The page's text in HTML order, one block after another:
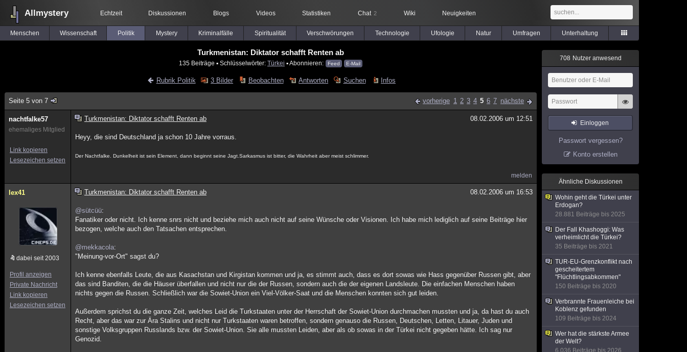
Allmystery Echtzeit Diskussionen Blogs Videos Statistiken Chat 2 Wiki Neuigkeiten
Menschen Wissenschaft Politik Mystery Kriminalfälle Spiritualität Verschwörungen Technologie Ufologie Natur Umfragen Unterhaltung
Turkmenistan: Diktator schafft Renten ab
135 Beiträge ▪ Schlüsselwörter: Türkei ▪ Abonnieren: Feed E-Mail
Rubrik Politik 3 Bilder Beobachten Antworten Suchen Infos
Seite 5 von 7 vorherige 1 2 3 4 5 6 7 nächste
nachtfalke57
ehemaliges Mitglied
Link kopieren
Lesezeichen setzen
Turkmenistan: Diktator schafft Renten ab 08.02.2006 um 12:51
Heyy, die sind Deutschland ja schon 10 Jahre vorraus.
Der Nachtfalke. Dunkelheit ist sein Element, dann beginnt seine Jagt.Sarkasmus ist bitter, die Wahrheit aber meist schlimmer.
melden
lex41
dabei seit 2003
Profil anzeigen
Private Nachricht
Link kopieren
Lesezeichen setzen
Turkmenistan: Diktator schafft Renten ab 08.02.2006 um 16:53
@sütcüü:
Fanatiker oder nicht. Ich kenne snrs nicht und beziehe mich auch nicht auf seine Wünsche oder Visionen. Ich habe mich lediglich auf seine Beiträge hier
bezogen, welche auch den Tatsachen entsprechen.
@mekkacola:
"Meinung-vor-Ort" sagst du?
Ich kenne ebenfalls Leute, die aus Kasachstan und Kirgistan kommen und ja, es stimmt auch, dass es dort sowas wie Hass gegenüber Russen gibt, aber
das sind Banditen, die die Häuser überfallen und nicht nur die der Russen, sondern auch die der eigenen Landsleute. Die einfachen Menschen haben
nichts gegen die Russen. Schließlich war die Sowiet-Union ein Viel-Völker-Saat und die Menschen konnten sich gut leiden.
Außerdem sprichst du die ganze Zeit, welches Leid die Turkstaaten unter der Herrschaft der Sowiet-Union durchmachen mussten und ja, da hast du auch
Recht, aber das war zur Ära Stalins und nicht nur Turkstaaten waren betroffen, sondern genauso die Russen, Deutschen, Letten, Litauer, Juden und
sonstige Volksgruppen Russlands bzw. der Sowiet-Union. Sie alle mussten Leiden, aber als ob sowas in der Türkei nicht gegeben hätte. Ich sag nur
Genozid.
708 Nutzer anwesend
Einloggen
Passwort vergessen?
Konto erstellen
Ähnliche Diskussionen
Wohin geht die Türkei unter
Erdogan?
28.881 Beiträge bis 2025
Der Fall Khashoggi: Was
verheimlicht die Türkei?
35 Beiträge bis 2021
TUR-EU-Grenzkonflikt nach
gescheitertem
"Flüchtlingsabkommen"
150 Beiträge bis 2020
Verbrannte Frauenleiche bei
Koblenz gefunden
109 Beiträge bis 2024
Wer hat die stärkste Armee
der Welt?
6.036 Beiträge bis 2026